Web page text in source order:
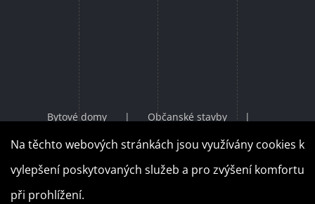
Bytové domy
Občanské stavby
Průmyslové stavby
Rodinné domy
Územní plány
Územní studie
Regulační plány
Na těchto webových stránkách jsou využívány cookies k
vylepšení poskytovaných služeb a pro zvýšení komfortu
při prohlížení.